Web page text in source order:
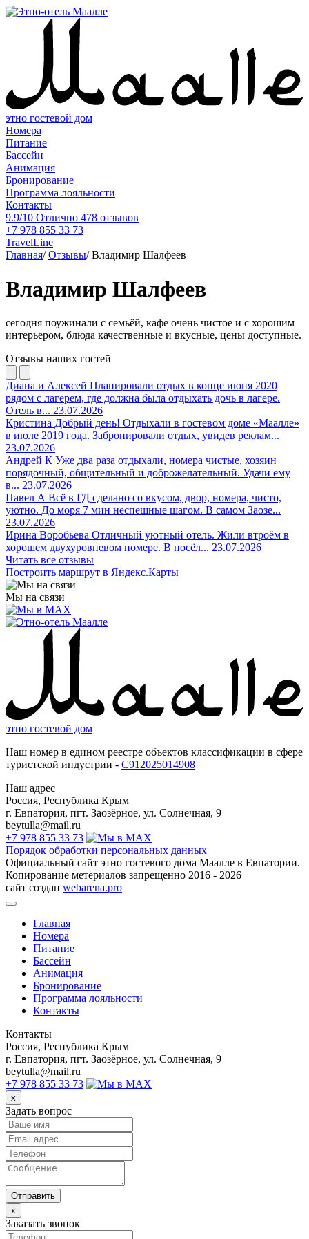
этно гостевой дом
Номера
Питание
Бассейн
Анимация
Бронирование
Программа лояльности
Контакты
9.9/10 Отлично 478 отзывов
+7 978 855 33 73
TravelLine
Главная/ Отзывы/ Владимир Шалфеев
Владимир Шалфеев
сегодня поужинали с семьёй, кафе очень чистое и с хорошим
интерьером, блюда качественные и вкусные, цены доступные.
Отзывы наших гостей
Диана и Алексей Планировали отдых в конце июня 2020
рядом с лагерем, где должна была отдыхать дочь в лагере.
Отель в... 23.07.2026
Кристина Добрый день! Отдыхали в гостевом доме «Маалле»
в июле 2019 года. Забронировали отдых, увидев реклам...
23.07.2026
Андрей К Уже два раза отдыхали, номера чистые, хозяин
порядочный, общительный и доброжелательный. Удачи ему
в... 23.07.2026
Павел А Всё в ГД сделано со вкусом, двор, номера, чисто,
уютно. До моря 7 мин неспешные шагом. В самом Заозе...
23.07.2026
Ирина Воробьева Отличный уютный отель. Жили втроём в
хорошем двухуровневом номере. В посёл... 23.07.2026
Читать все отзывы
Построить маршрут в Яндекс.Карты
Мы на связи
этно гостевой дом
Наш номер в едином реестре объектов классификации в сфере
туристской индустрии - С912025014908
Наш адрес
Россия, Республика Крым
г. Евпатория, пгт. Заозёрное, ул. Солнечная, 9
beytulla@mail.ru
+7 978 855 33 73
Порядок обработки персональных данных
Официальный сайт этно гостевого дома Маалле в Евпатории.
Копирование метериалов запрещенно 2016 - 2026
сайт создан webarena.pro
Главная
Номера
Питание
Бассейн
Анимация
Бронирование
Программа лояльности
Контакты
Контакты
Россия, Республика Крым
г. Евпатория, пгт. Заозёрное, ул. Солнечная, 9
beytulla@mail.ru
+7 978 855 33 73
x
Задать вопрос
Отправить
x
Заказать звонок